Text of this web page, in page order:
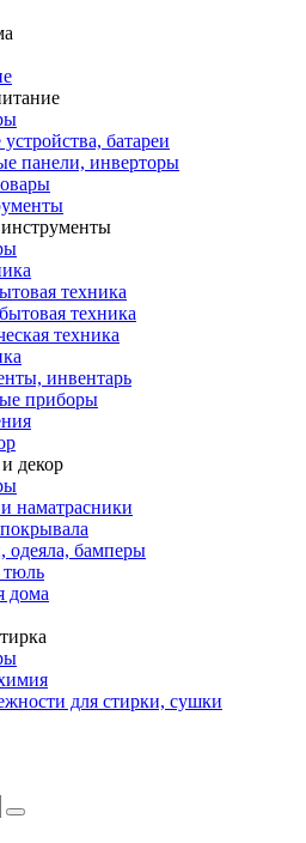
батареи
панели, инверторы
техника
техника
техника
инвентарь
приборы
декор
наматрасники
бамперы
дома
для стирки, сушки